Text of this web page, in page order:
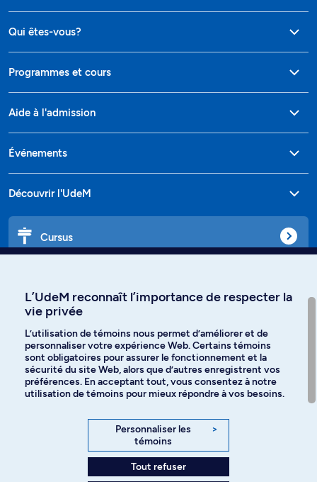
Qui êtes-vous?
Programmes et cours
Aide à l'admission
Événements
Découvrir l'UdeM
Cursus
Langues
Facebook Instagram
YouTube
L’UdeM reconnaît l’importance de respecter la
vie privée
L’utilisation de témoins nous permet d’améliorer et de
personnaliser votre expérience Web. Certains témoins
sont obligatoires pour assurer le fonctionnement et la
sécurité du site Web, alors que d’autres enregistrent vos
préférences. En acceptant tout, vous consentez à notre
utilisation de témoins pour mieux répondre à vos besoins.
Personnaliser les
témoins
>
Tout refuser